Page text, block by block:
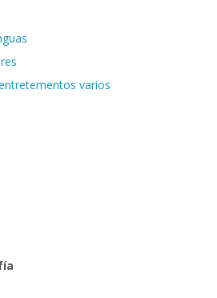
varios